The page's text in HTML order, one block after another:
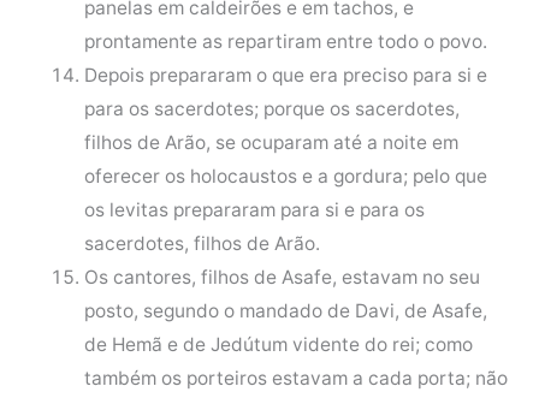
panelas em caldeirões e em tachos, e
prontamente as repartiram entre todo o povo.
Depois prepararam o que era preciso para si e
para os sacerdotes; porque os sacerdotes,
filhos de Arão, se ocuparam até a noite em
oferecer os holocaustos e a gordura; pelo que
os levitas prepararam para si e para os
sacerdotes, filhos de Arão.
Os cantores, filhos de Asafe, estavam no seu
posto, segundo o mandado de Davi, de Asafe,
de Hemã e de Jedútum vidente do rei; como
também os porteiros estavam a cada porta; não